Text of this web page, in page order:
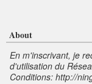
About
En m'inscrivant, je
d'utilisation du
Conditions: http://